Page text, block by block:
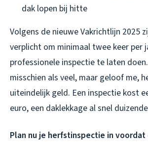
dak lopen bij hitte
Volgens de nieuwe Vakrichtlijn 2025
verplicht om minimaal twee keer per
professionele inspectie te laten
misschien als veel, maar geloof me,
uiteindelijk geld. Een inspectie kost
euro, een daklekkage al snel
Plan nu je herfstinspectie in